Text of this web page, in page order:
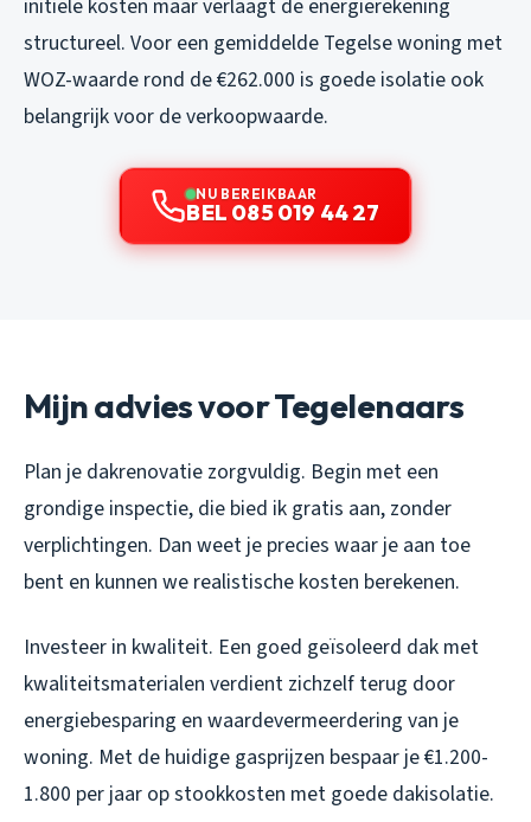
initiële kosten maar verlaagt de energierekening
structureel. Voor een gemiddelde Tegelse woning met
WOZ-waarde rond de €262.000 is goede isolatie ook
belangrijk voor de verkoopwaarde.
NU BEREIKBAAR
BEL 085 019 44 27
Mijn advies voor Tegelenaars
Plan je dakrenovatie zorgvuldig. Begin met een
grondige inspectie, die bied ik gratis aan, zonder
verplichtingen. Dan weet je precies waar je aan toe
bent en kunnen we realistische kosten berekenen.
Investeer in kwaliteit. Een goed geïsoleerd dak met
kwaliteitsmaterialen verdient zichzelf terug door
energiebesparing en waardevermeerdering van je
woning. Met de huidige gasprijzen bespaar je €1.200-
1.800 per jaar op stookkosten met goede dakisolatie.